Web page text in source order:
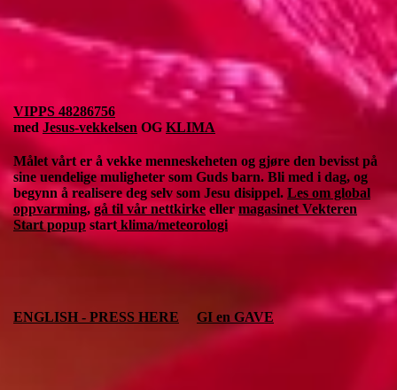
VIPPS 48286756
med Jesus-vekkelsen OG KLIMA
Målet vårt er å vekke menneskeheten og gjøre den bevisst på
sine uendelige muligheter som Guds barn. Bli med i dag, og
begynn å realisere deg selv som Jesu disippel. Les om global
oppvarming, gå til vår nettkirke eller magasinet Vekteren
Start popup start klima/meteorologi
ENGLISH - PRESS HERE GI en GAVE